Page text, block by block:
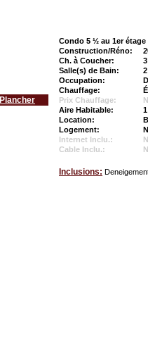
Plancher
Condo 5 ½ au 1er étage
Construction/Réno:
Ch. à Coucher:
3
Salle(s) de Bain:
2
Occupation:
Chauffage:
Prix Chauffage:
Aire Habitable:
Location:
Logement:
Internet Inclu.:
Cable Inclu.:
Inclusions: